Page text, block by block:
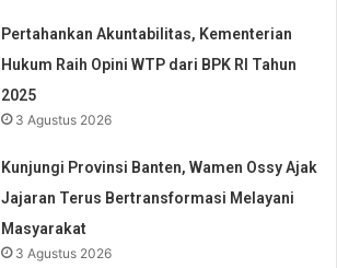
Pertahankan Akuntabilitas, Kementerian
Hukum Raih Opini WTP dari BPK RI Tahun
2025
3 Agustus 2026
Kunjungi Provinsi Banten, Wamen Ossy Ajak
Jajaran Terus Bertransformasi Melayani
Masyarakat
3 Agustus 2026